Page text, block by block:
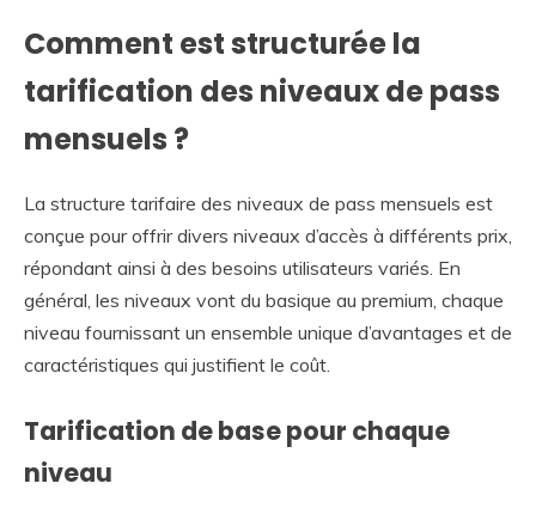
Comment est structurée la
tarification des niveaux de pass
mensuels ?
La structure tarifaire des niveaux de pass mensuels est
conçue pour offrir divers niveaux d’accès à différents prix,
répondant ainsi à des besoins utilisateurs variés. En
général, les niveaux vont du basique au premium, chaque
niveau fournissant un ensemble unique d’avantages et de
caractéristiques qui justifient le coût.
Tarification de base pour chaque
niveau